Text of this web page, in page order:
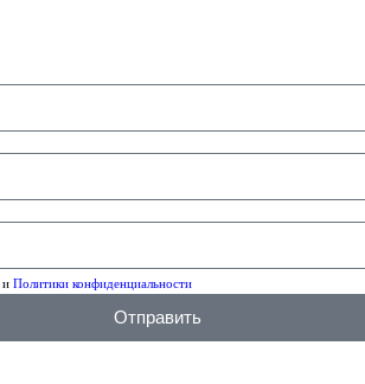
и Политики конфиденциальности
Отправить